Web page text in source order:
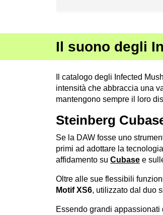
Il suono degli
Il catalogo degli Infected
intensità che abbraccia una
mantengono sempre il loro
Steinberg
Se la DAW fosse uno
primi ad adottare la
affidamento su Cubase e
Oltre alle sue flessibili
Motif XS6, utilizzato dal duo
Essendo grandi